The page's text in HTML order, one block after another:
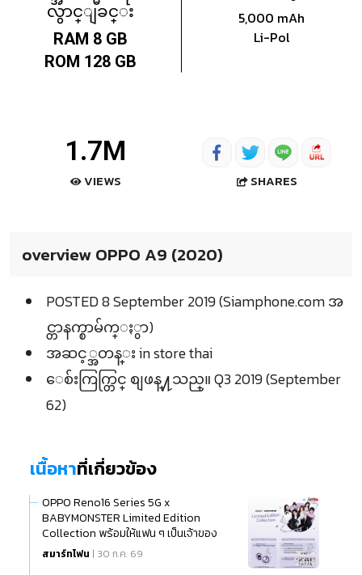
လွာင္ျခင္း
RAM 8 GB
ROM 128 GB
5,000 mAh
Li-Pol
1.7M
VIEWS SHARES
overview OPPO A9 (2020)
POSTED 8 September 2019 (Siamphone.com အ
င္တာနက္စာမ်က္ႏွာ)
အဆင့္အတန္း in store thai
ေစ်းကြက္တြင္ စျဖန္႔သည္။ Q3 2019 (September
62)
เนื้อหาที่เกี่ยวข้อง
OPPO Reno16 Series 5G x
BABYMONSTER Limited Edition
Collection พร้อมให้แฟน ๆ เป็นเจ้าของ
แล้ว
สมาร์ทโฟน | 30 ก.ค. 69